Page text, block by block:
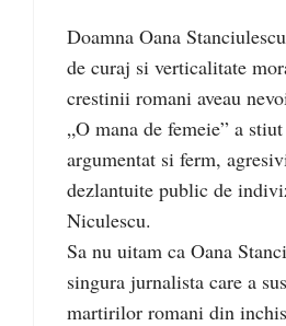
Doamna Oana
de curaj si verticalitate
crestinii romani aveau
„O mana de femeie” a
argumentat si ferm,
dezlantuite public de
Niculescu.
Sa nu uitam ca Oana
singura jurnalista care a
martirilor romani din